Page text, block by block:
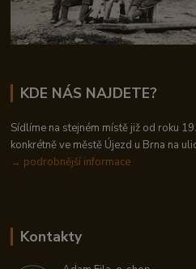
KDE NÁS NAJDETE?
Sídlíme na stejném místě již od roku
konkrétně ve městě Újezd u Brna na
→ podrobnější informace
Kontakty